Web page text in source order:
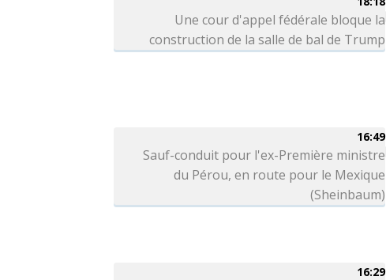
Une cour d'appel fédérale bloque la
construction de la salle de bal de Trump
16:49
Sauf-conduit pour l'ex-Première ministre
du Pérou, en route pour le Mexique
(Sheinbaum)
16:29